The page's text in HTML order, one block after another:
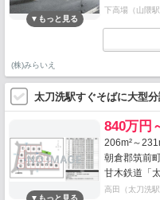
下高場（山隈
(株)みらいえ
太刀洗駅すぐそばに大型
840万円
206m²～
朝倉郡筑前
甘木鉄道「
高田（太刀洗